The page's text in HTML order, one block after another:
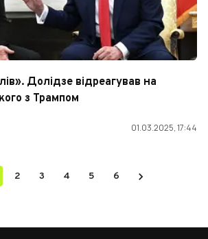
Долідзе відреагував на
з Трампом
01.03.2025, 17:44
2 3 4 5 6